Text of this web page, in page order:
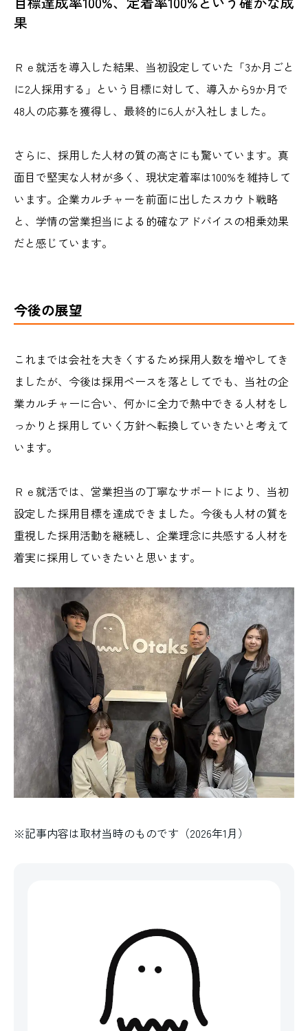
果
Ｒｅ就活を導入した結果、当初設定していた「3か月ごと
に2人採用する」という目標に対して、導入から9か月で
48人の応募を獲得し、最終的に6人が入社しました。
さらに、採用した人材の質の高さにも驚いています。真
面目で堅実な人材が多く、現状定着率は100%を維持して
います。企業カルチャーを前面に出したスカウト戦略
と、学情の営業担当による的確なアドバイスの相乗効果
だと感じています。
今後の展望
これまでは会社を大きくするため採用人数を増やしてき
ましたが、今後は採用ペースを落としてでも、当社の企
業カルチャーに合い、何かに全力で熱中できる人材をし
っかりと採用していく方針へ転換していきたいと考えて
います。
Ｒｅ就活では、営業担当の丁寧なサポートにより、当初
設定した採用目標を達成できました。今後も人材の質を
重視した採用活動を継続し、企業理念に共感する人材を
着実に採用していきたいと思います。
※記事内容は取材当時のものです（2026年1月）